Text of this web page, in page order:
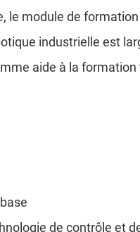
le module de
industrielle est
aide à la
de contrôle et